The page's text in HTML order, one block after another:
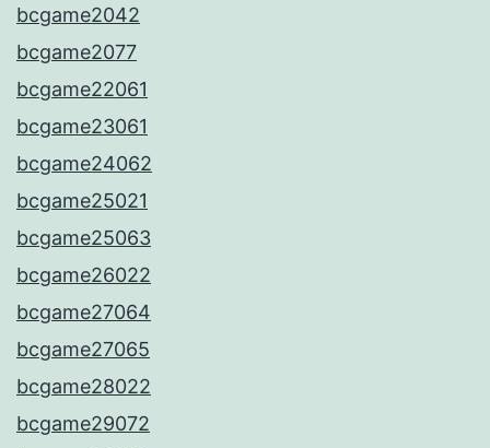
bcgame2042
bcgame2077
bcgame22061
bcgame23061
bcgame24062
bcgame25021
bcgame25063
bcgame26022
bcgame27064
bcgame27065
bcgame28022
bcgame29072